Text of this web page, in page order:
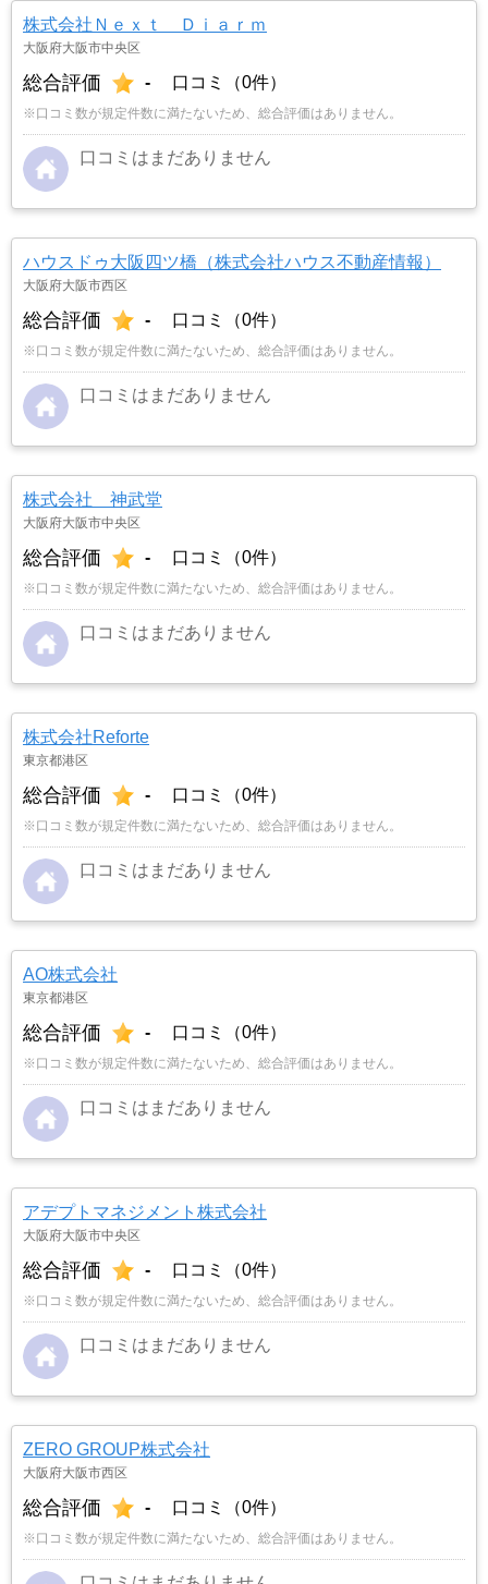
株式会社Ｎｅｘｔ Ｄｉａｒｍ
大阪府大阪市中央区
総合評価 - 口コミ（0件）
※口コミ数が規定件数に満たないため、総合評価はありません。
口コミはまだありません
ハウスドゥ大阪四ツ橋（株式会社ハウス不動産情報）
大阪府大阪市西区
総合評価 - 口コミ（0件）
※口コミ数が規定件数に満たないため、総合評価はありません。
口コミはまだありません
株式会社 神武堂
大阪府大阪市中央区
総合評価 - 口コミ（0件）
※口コミ数が規定件数に満たないため、総合評価はありません。
口コミはまだありません
株式会社Reforte
東京都港区
総合評価 - 口コミ（0件）
※口コミ数が規定件数に満たないため、総合評価はありません。
口コミはまだありません
AO株式会社
東京都港区
総合評価 - 口コミ（0件）
※口コミ数が規定件数に満たないため、総合評価はありません。
口コミはまだありません
アデプトマネジメント株式会社
大阪府大阪市中央区
総合評価 - 口コミ（0件）
※口コミ数が規定件数に満たないため、総合評価はありません。
口コミはまだありません
ZERO GROUP株式会社
大阪府大阪市西区
総合評価 - 口コミ（0件）
※口コミ数が規定件数に満たないため、総合評価はありません。